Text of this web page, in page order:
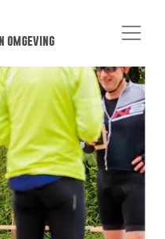
omgeving